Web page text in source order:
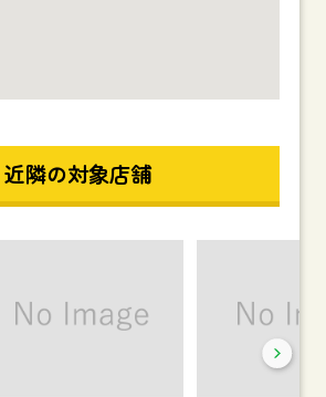
近隣の対象店舗